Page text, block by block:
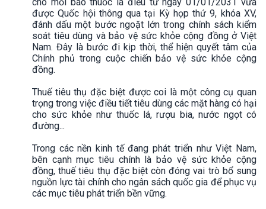
được Quốc hội thông qua tại Kỳ họp thứ 9, khóa XV,
đánh dấu một bước ngoặt lớn trong chính sách kiểm
soát tiêu dùng và bảo vệ sức khỏe cộng đồng ở Việt
Nam. Đây là bước đi kịp thời, thể hiện quyết tâm của
Chính phủ trong cuộc chiến bảo vệ sức khỏe cộng
đồng.
Thuế tiêu thụ đặc biệt được coi là một công cụ quan
trọng trong việc điều tiết tiêu dùng các mặt hàng có hại
cho sức khỏe như thuốc lá, rượu bia, nước ngọt có
đường...
Trong các nền kinh tế đang phát triển như Việt Nam,
bên cạnh mục tiêu chính là bảo vệ sức khỏe cộng
đồng, thuế tiêu thụ đặc biệt còn đóng vai trò bổ sung
nguồn lực tài chính cho ngân sách quốc gia để phục vụ
các mục tiêu phát triển bền vững.